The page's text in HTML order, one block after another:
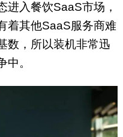
进入餐饮SaaS市场，
着其他SaaS服务商难
数，所以装机非常迅
。